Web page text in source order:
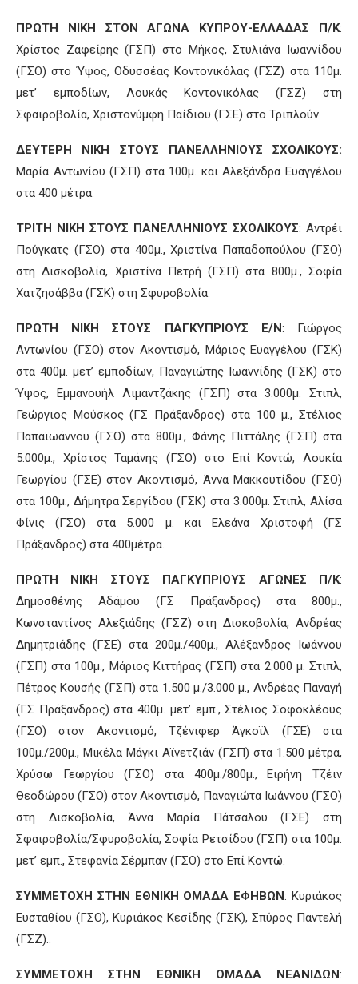
ΠΡΩΤΗ ΝΙΚΗ ΣΤΟΝ ΑΓΩΝΑ ΚΥΠΡΟΥ-ΕΛΛΑΔΑΣ Π/Κ:
Χρίστος Ζαφείρης (ΓΣΠ) στο Μήκος, Στυλιάνα Ιωαννίδου
(ΓΣΟ) στο Ύψος, Οδυσσέας Κοντονικόλας (ΓΣΖ) στα 110μ.
μετ’ εμποδίων, Λουκάς Κοντονικόλας (ΓΣΖ) στη
Σφαιροβολία, Χριστονύμφη Παίδιου (ΓΣΕ) στο Τριπλούν.
ΔΕΥΤΕΡΗ ΝΙΚΗ ΣΤΟΥΣ ΠΑΝΕΛΛΗΝΙΟΥΣ ΣΧΟΛΙΚΟΥΣ:
Μαρία Αντωνίου (ΓΣΠ) στα 100μ. και Αλεξάνδρα Ευαγγέλου
στα 400 μέτρα.
ΤΡΙΤΗ ΝΙΚΗ ΣΤΟΥΣ ΠΑΝΕΛΛΗΝΙΟΥΣ ΣΧΟΛΙΚΟΥΣ: Αντρέι
Πούγκατς (ΓΣΟ) στα 400μ., Χριστίνα Παπαδοπούλου (ΓΣΟ)
στη Δισκοβολία, Χριστίνα Πετρή (ΓΣΠ) στα 800μ., Σοφία
Χατζησάββα (ΓΣΚ) στη Σφυροβολία.
ΠΡΩΤΗ ΝΙΚΗ ΣΤΟΥΣ ΠΑΓΚΥΠΡΙΟΥΣ Ε/Ν: Γιώργος
Αντωνίου (ΓΣΟ) στον Ακοντισμό, Μάριος Ευαγγέλου (ΓΣΚ)
στα 400μ. μετ’ εμποδίων, Παναγιώτης Ιωαννίδης (ΓΣΚ) στο
Ύψος, Εμμανουήλ Λιμαντζάκης (ΓΣΠ) στα 3.000μ. Στιπλ,
Γεώργιος Μούσκος (ΓΣ Πράξανδρος) στα 100 μ., Στέλιος
Παπαϊωάννου (ΓΣΟ) στα 800μ., Φάνης Πιττάλης (ΓΣΠ) στα
5.000μ., Χρίστος Ταμάνης (ΓΣΟ) στο Επί Κοντώ, Λουκία
Γεωργίου (ΓΣΕ) στον Ακοντισμό, Άννα Μακκουτίδου (ΓΣΟ)
στα 100μ., Δήμητρα Σεργίδου (ΓΣΚ) στα 3.000μ. Στιπλ, Αλίσα
Φίνις (ΓΣΟ) στα 5.000 μ. και Ελεάνα Χριστοφή (ΓΣ
Πράξανδρος) στα 400μέτρα.
ΠΡΩΤΗ ΝΙΚΗ ΣΤΟΥΣ ΠΑΓΚΥΠΡΙΟΥΣ ΑΓΩΝΕΣ Π/Κ:
Δημοσθένης Αδάμου (ΓΣ Πράξανδρος) στα 800μ.,
Κωνσταντίνος Αλεξιάδης (ΓΣΖ) στη Δισκοβολία, Ανδρέας
Δημητριάδης (ΓΣΕ) στα 200μ./400μ., Αλέξανδρος Ιωάννου
(ΓΣΠ) στα 100μ., Μάριος Κιττήρας (ΓΣΠ) στα 2.000 μ. Στιπλ,
Πέτρος Κουσής (ΓΣΠ) στα 1.500 μ./3.000 μ., Ανδρέας Παναγή
(ΓΣ Πράξανδρος) στα 400μ. μετ’ εμπ., Στέλιος Σοφοκλέους
(ΓΣΟ) στον Ακοντισμό, Τζένιφερ Άγκοϊλ (ΓΣΕ) στα
100μ./200μ., Μικέλα Μάγκι Αϊνετζιάν (ΓΣΠ) στα 1.500 μέτρα,
Χρύσω Γεωργίου (ΓΣΟ) στα 400μ./800μ., Ειρήνη Τζέιν
Θεοδώρου (ΓΣΟ) στον Ακοντισμό, Παναγιώτα Ιωάννου (ΓΣΟ)
στη Δισκοβολία, Άννα Μαρία Πάτσαλου (ΓΣΕ) στη
Σφαιροβολία/Σφυροβολία, Σοφία Ρετσίδου (ΓΣΠ) στα 100μ.
μετ’ εμπ., Στεφανία Σέρμπαν (ΓΣΟ) στο Επί Κοντώ.
ΣΥΜΜΕΤΟΧΗ ΣΤΗΝ ΕΘΝΙΚΗ ΟΜΑΔΑ ΕΦΗΒΩΝ: Κυριάκος
Ευσταθίου (ΓΣΟ), Κυριάκος Κεσίδης (ΓΣΚ), Σπύρος Παντελή
(ΓΣΖ)..
ΣΥΜΜΕΤΟΧΗ ΣΤΗΝ ΕΘΝΙΚΗ ΟΜΑΔΑ ΝΕΑΝΙΔΩΝ: